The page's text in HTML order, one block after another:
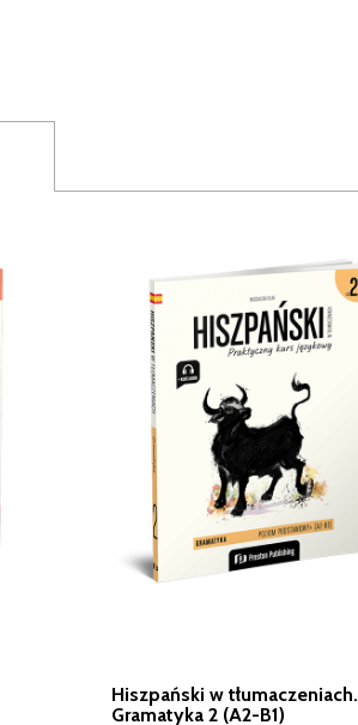
Hiszpański w tłumaczeniach.
Gramatyka 2 (A2-B1)